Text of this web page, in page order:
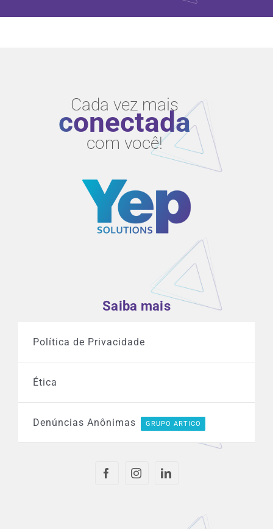
Cada vez mais
conectada
com você!
Saiba mais
Política de Privacidade
Ética
Denúncias Anônimas GRUPO ARTICO